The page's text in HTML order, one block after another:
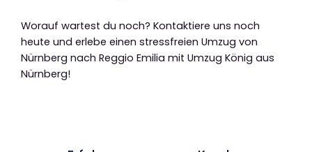
Worauf wartest du noch? Kontaktiere uns noch
heute und erlebe einen stressfreien Umzug von
Nürnberg nach Reggio Emilia mit Umzug König aus
Nürnberg!